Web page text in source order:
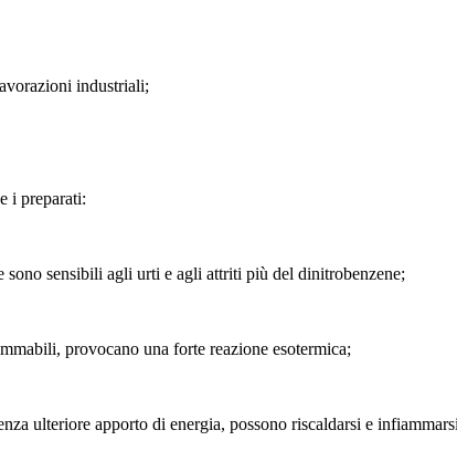
industriali;
i preparati:
sono sensibili agli urti e agli attriti più del dinitrobenzene;
provocano una forte reazione esotermica;
ulteriore apporto di energia, possono riscaldarsi e